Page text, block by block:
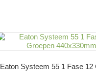
Eaton Systeem 55 1 Fase 12